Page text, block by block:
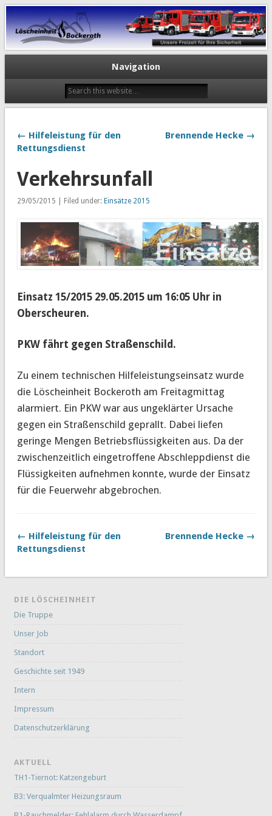
Navigation
← Hilfeleistung für den
Rettungsdienst
Brennende Hecke →
Verkehrsunfall
29/05/2015 | Filed under: Einsätze 2015
Einsatz 15/2015 29.05.2015 um 16:05 Uhr in
Oberscheuren.
PKW fährt gegen Straßenschild.
Zu einem technischen Hilfeleistungseinsatz wurde
die Löscheinheit Bockeroth am Freitagmittag
alarmiert. Ein PKW war aus ungeklärter Ursache
gegen ein Straßenschild geprallt. Dabei liefen
geringe Mengen Betriebsflüssigkeiten aus. Da der
zwischenzeitlich eingetroffene Abschleppdienst die
Flüssigkeiten aufnehmen konnte, wurde der Einsatz
für die Feuerwehr abgebrochen.
← Hilfeleistung für den
Rettungsdienst
Brennende Hecke →
DIE LÖSCHEINHEIT
Die Truppe
Unser Job
Standort
Geschichte seit 1949
Intern
Impressum
Datenschutzerklärung
AKTUELL
TH1-Tiernot: Katzengeburt
B3: Verqualmter Heizungsraum